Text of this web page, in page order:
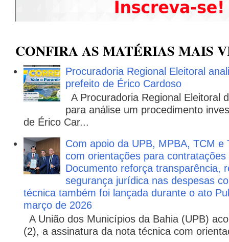
CONFIRA AS MATÉRIAS MAIS
Procuradoria Regional Eleitoral
prefeito de Érico Cardoso
A Procuradoria Regional Eleitoral
para análise um procedimento
de Érico Car...
Com apoio da UPB, MPBA, TCM
com orientações para
Documento reforça transparência,
segurança jurídica nas despesas
técnica também foi lançada durante o ato
março de 2026
A União dos Municípios da Bahia (UPB)
(2), a assinatura da nota técnica com